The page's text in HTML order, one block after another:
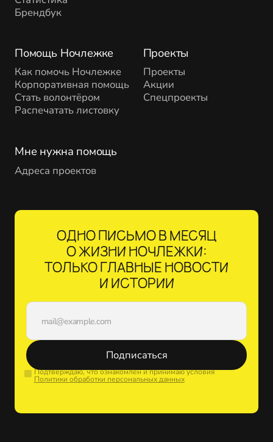
Брендбук
Помощь Ночлежке
Как помочь Ночлежке
Корпоративная помощь
Стать волонтёром
Распечатать листовку
Проекты
Проекты
Акции
Спецпроекты
Мне нужна помощь
Адреса проектов
ОДНО ПИСЬМО В МЕСЯЦ
О ЖИЗНИ НОЧЛЕЖКИ:
ТОЛЬКО ГЛАВНЫЕ НОВОСТИ
И ИСТОРИИ
Подписаться
Подтверждаю, что ознакомлен и принимаю условия
Политики обработки персональных данных